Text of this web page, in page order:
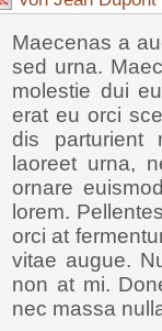
Maecenas a
sed urna.
molestie dui
erat eu orci
dis parturient
laoreet urna,
ornare
lorem.
orci at
vitae augue.
non at mi.
nec massa